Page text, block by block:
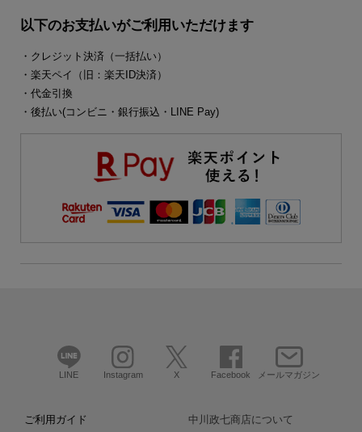
以下のお支払いがご利用いただけます
・クレジット決済（一括払い）
・楽天ペイ（旧：楽天ID決済）
・代金引換
・後払い(コンビニ・銀行振込・LINE Pay)
LINE Instagram X Facebook メールマガジン
ご利用ガイド 中川政七商店について